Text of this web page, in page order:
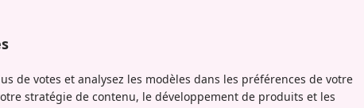
de votes et analysez les modèles dans les préférences de votre
stratégie de contenu, le développement de produits et les